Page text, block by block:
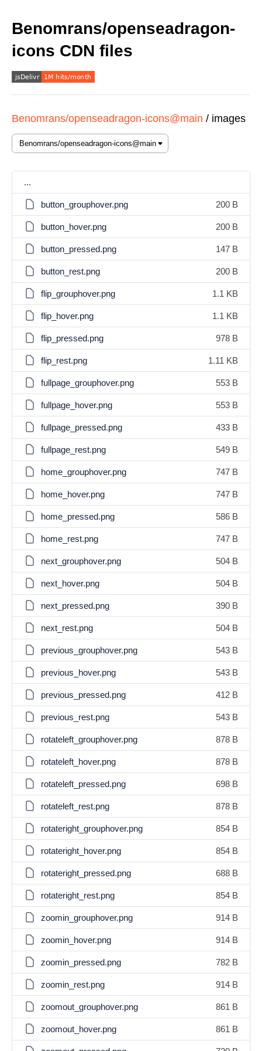
Benomrans/openseadragon-
icons CDN files
Benomrans/openseadragon-icons@main / images
...
button_grouphover.png 200 B
button_hover.png 200 B
button_pressed.png 147 B
button_rest.png 200 B
flip_grouphover.png 1.1 KB
flip_hover.png 1.1 KB
flip_pressed.png 978 B
flip_rest.png 1.11 KB
fullpage_grouphover.png 553 B
fullpage_hover.png 553 B
fullpage_pressed.png 433 B
fullpage_rest.png 549 B
home_grouphover.png 747 B
home_hover.png 747 B
home_pressed.png 586 B
home_rest.png 747 B
next_grouphover.png 504 B
next_hover.png 504 B
next_pressed.png 390 B
next_rest.png 504 B
previous_grouphover.png 543 B
previous_hover.png 543 B
previous_pressed.png 412 B
previous_rest.png 543 B
rotateleft_grouphover.png 878 B
rotateleft_hover.png 878 B
rotateleft_pressed.png 698 B
rotateleft_rest.png 878 B
rotateright_grouphover.png 854 B
rotateright_hover.png 854 B
rotateright_pressed.png 688 B
rotateright_rest.png 854 B
zoomin_grouphover.png 914 B
zoomin_hover.png 914 B
zoomin_pressed.png 782 B
zoomin_rest.png 914 B
zoomout_grouphover.png 861 B
zoomout_hover.png 861 B